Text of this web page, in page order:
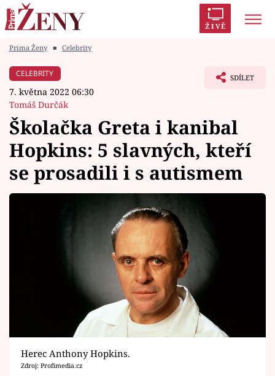
ŽIVĚ
Módní alarm
Témata
Celebrity
Horoskopy
Sledujte prima+
Filmový festival Karlovy Vary
Pořady
Prima Ženy ■ Celebrity
CELEBRITY
7. května 2022 06:30
Tomáš Durčák
SDÍLET
Školačka Greta i kanibal
Hopkins: 5 slavných, kteří
se prosadili i s autismem
Herec Anthony Hopkins.
Zdroj: Profimedia.cz